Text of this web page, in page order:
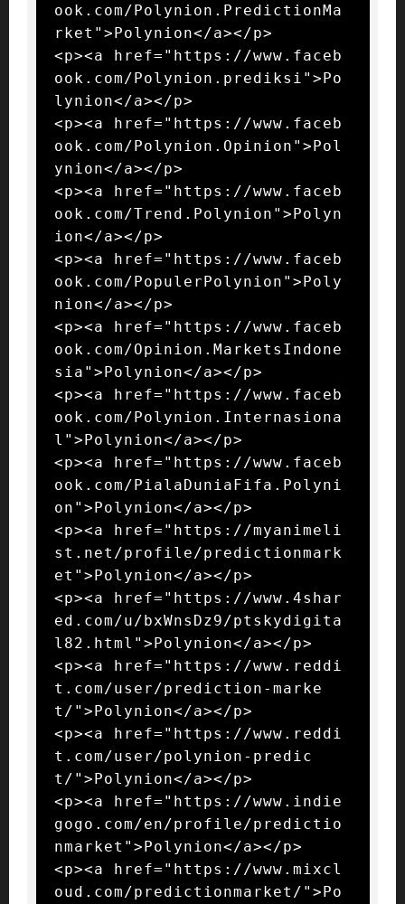
ook.com/Polynion.PredictionMa
rket">Polynion</a></p>
<p><a href="https://www.faceb
ook.com/Polynion.prediksi">Po
lynion</a></p>
<p><a href="https://www.faceb
ook.com/Polynion.Opinion">Pol
ynion</a></p>
<p><a href="https://www.faceb
ook.com/Trend.Polynion">Polyn
ion</a></p>
<p><a href="https://www.faceb
ook.com/PopulerPolynion">Poly
nion</a></p>
<p><a href="https://www.faceb
ook.com/Opinion.MarketsIndone
sia">Polynion</a></p>
<p><a href="https://www.faceb
ook.com/Polynion.Internasiona
l">Polynion</a></p>
<p><a href="https://www.faceb
ook.com/PialaDuniaFifa.Polyni
on">Polynion</a></p>
<p><a href="https://myanimeli
st.net/profile/predictionmark
et">Polynion</a></p>
<p><a href="https://www.4shar
ed.com/u/bxWnsDz9/ptskydigita
l82.html">Polynion</a></p>
<p><a href="https://www.reddi
t.com/user/prediction-marke
t/">Polynion</a></p>
<p><a href="https://www.reddi
t.com/user/polynion-predic
t/">Polynion</a></p>
<p><a href="https://www.indie
gogo.com/en/profile/predictio
nmarket">Polynion</a></p>
<p><a href="https://www.mixcl
oud.com/predictionmarket/">Po